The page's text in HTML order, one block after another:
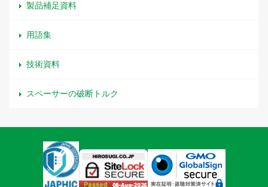
製品補足資料
用語集
技術資料
スペーサーの破断トルク